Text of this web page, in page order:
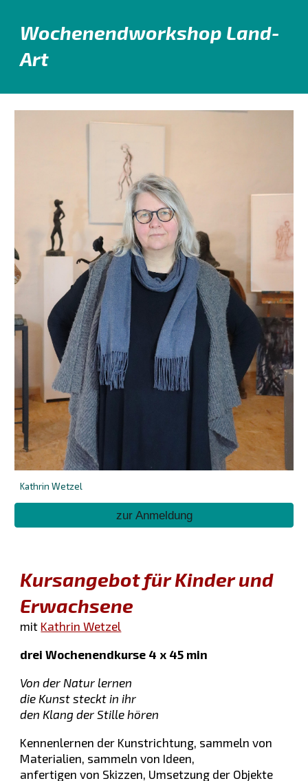
Wochenendworkshop Land-
Art
Kathrin Wetzel
zur Anmeldung
Kursangebot für Kinder und
Erwachsene
mit Kathrin Wetzel
drei Wochenendkurse 4 x 45 min
Von der Natur lernen
die Kunst steckt in ihr
den Klang der Stille hören
Kennenlernen der Kunstrichtung, sammeln von
Materialien, sammeln von Ideen,
anfertigen von Skizzen, Umsetzung der Objekte